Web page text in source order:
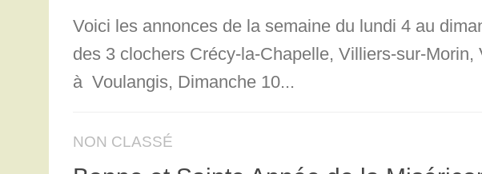
Voici les annonces de la semaine du lundi 4 au
des 3 clochers Crécy-la-Chapelle, Villiers-sur-
à Voulangis, Dimanche 10...
NON CLASSÉ